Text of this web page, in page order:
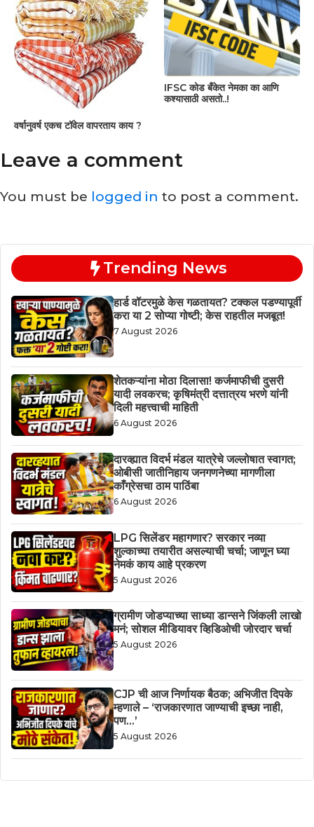
वर्षानुवर्ष एकच टॉवेल वापरताय काय ?
IFSC कोड बँकेत नेमका का आणि
कश्यासाठी असतो..!
Leave a comment
You must be logged in to post a comment.
Trending News
हार्ड वॉटरमुळे केस गळतायत? टक्कल पडण्यापूर्वी
करा या 2 सोप्या गोष्टी; केस राहतील मजबूत!
7 August 2026
शेतकऱ्यांना मोठा दिलासा! कर्जमाफीची दुसरी
यादी लवकरच; कृषिमंत्री दत्तात्रय भरणे यांनी
दिली महत्त्वाची माहिती
6 August 2026
दारव्ह्यात विदर्भ मंडल यात्रेचे जल्लोषात स्वागत;
ओबीसी जातीनिहाय जनगणनेच्या मागणीला
काँग्रेसचा ठाम पाठिंबा
6 August 2026
LPG सिलेंडर महागणार? सरकार नव्या
शुल्काच्या तयारीत असल्याची चर्चा; जाणून घ्या
नेमकं काय आहे प्रकरण
5 August 2026
ग्रामीण जोडप्याच्या साध्या डान्सने जिंकली लाखो
मनं; सोशल मीडियावर व्हिडिओची जोरदार चर्चा
5 August 2026
CJP ची आज निर्णायक बैठक; अभिजीत दिपके
म्हणाले – ‘राजकारणात जाण्याची इच्छा नाही,
पण…’
5 August 2026